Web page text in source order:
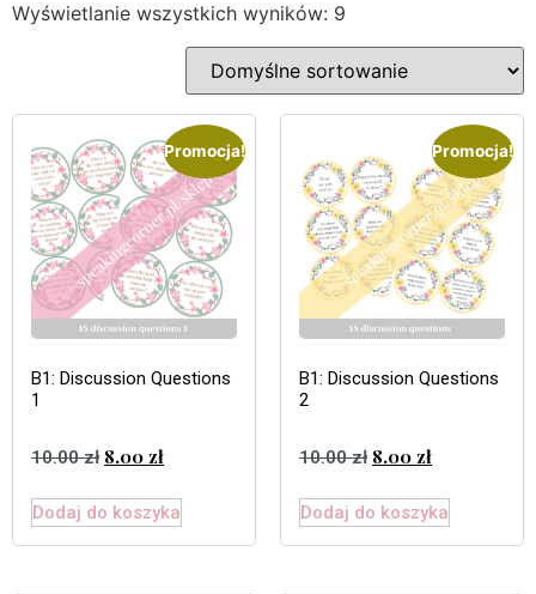
Wyświetlanie wszystkich wyników: 9
Promocja!
B1: Discussion Questions
1
10.00zł 8.00 zł
Dodaj do koszyka
Promocja!
B1: Discussion Questions
2
10.00zł 8.00 zł
Dodaj do koszyka